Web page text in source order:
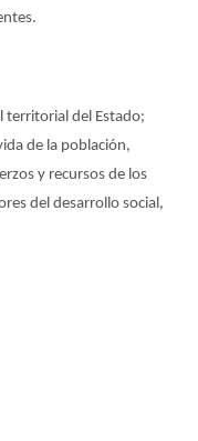
territorial del Estado;
de la población,
y recursos de los
del desarrollo social,